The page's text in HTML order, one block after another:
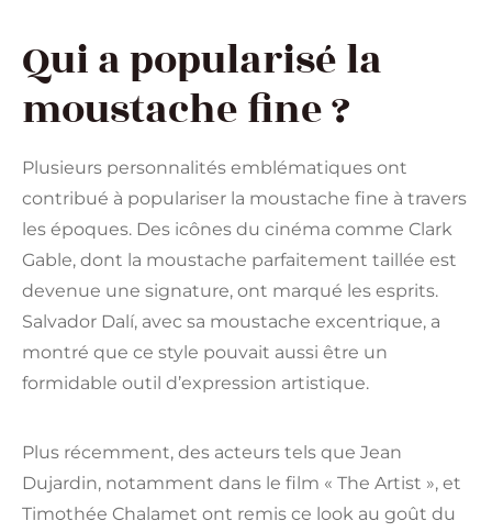
Qui a popularisé la
moustache fine ?
Plusieurs personnalités emblématiques ont
contribué à populariser la moustache fine à travers
les époques. Des icônes du cinéma comme Clark
Gable, dont la moustache parfaitement taillée est
devenue une signature, ont marqué les esprits.
Salvador Dalí, avec sa moustache excentrique, a
montré que ce style pouvait aussi être un
formidable outil d’expression artistique.
Plus récemment, des acteurs tels que Jean
Dujardin, notamment dans le film « The Artist », et
Timothée Chalamet ont remis ce look au goût du